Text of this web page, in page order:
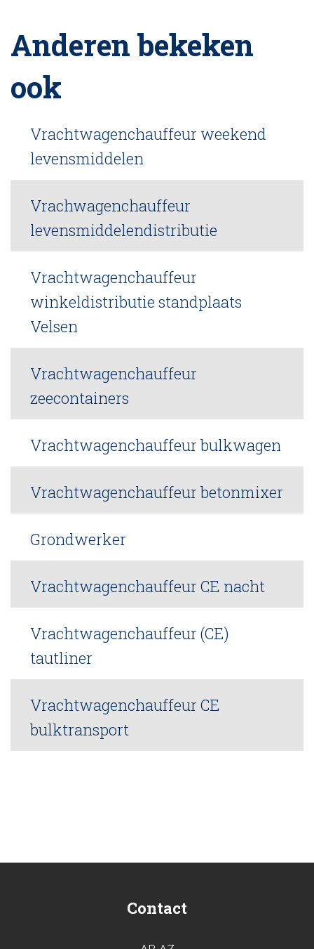
Anderen bekeken
ook
Vrachtwagenchauffeur weekend
levensmiddelen
Vrachwagenchauffeur
levensmiddelendistributie
Vrachtwagenchauffeur
winkeldistributie standplaats
Velsen
Vrachtwagenchauffeur
zeecontainers
Vrachtwagenchauffeur bulkwagen
Vrachtwagenchauffeur betonmixer
Grondwerker
Vrachtwagenchauffeur CE nacht
Vrachtwagenchauffeur (CE)
tautliner
Vrachtwagenchauffeur CE
bulktransport
Contact